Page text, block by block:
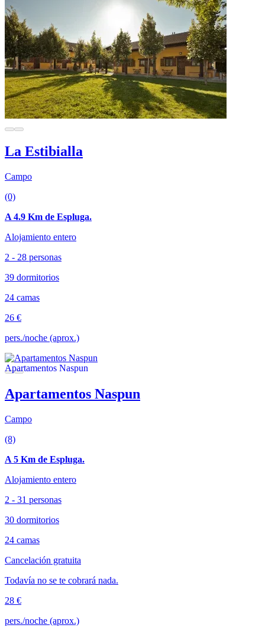
La Estibialla
Campo
(0)
A 4.9 Km de Espluga.
Alojamiento entero
2 - 28 personas
39 dormitorios
24 camas
26 €
pers./noche (aprox.)
Apartamentos Naspun
Campo
(8)
A 5 Km de Espluga.
Alojamiento entero
2 - 31 personas
30 dormitorios
24 camas
Cancelación gratuita
Todavía no se te cobrará nada.
28 €
pers./noche (aprox.)